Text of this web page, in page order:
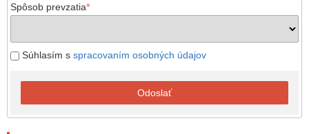
Spôsob prevzatia*
Súhlasím s spracovaním osobných údajov
Odoslať